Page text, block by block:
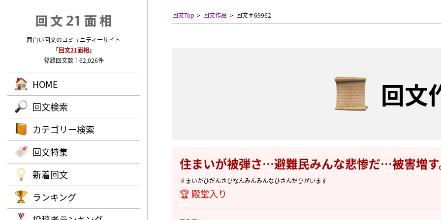
面白い回文のコミュニティーサイト
「回文21面相」
登録回文数：62,026件
HOME
回文検索
カテゴリー検索
回文特集
新着回文
ランキング
回文Top 回文作品 回文＃69962
回文
住まいが被弾さ…避難民みんな悲惨だ…被害増
すまいがひだんさひなんみんみんなひさんだひがいます
🏆 殿堂入り